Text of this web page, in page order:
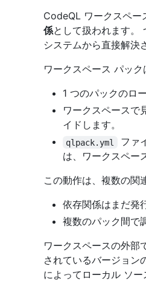
CodeQL ワークスペー
係として扱われます。
システムから直接解決
ワークスペース パッ
1 つのパックのロ
ワークスペースで
イドします。
qlpack.yml
ファ
は、ワークスペー
この動作は、複数の関
依存関係はまだ発
複数のパック間で
ワークスペースの外部
されているバージョン
によってローカル ソー